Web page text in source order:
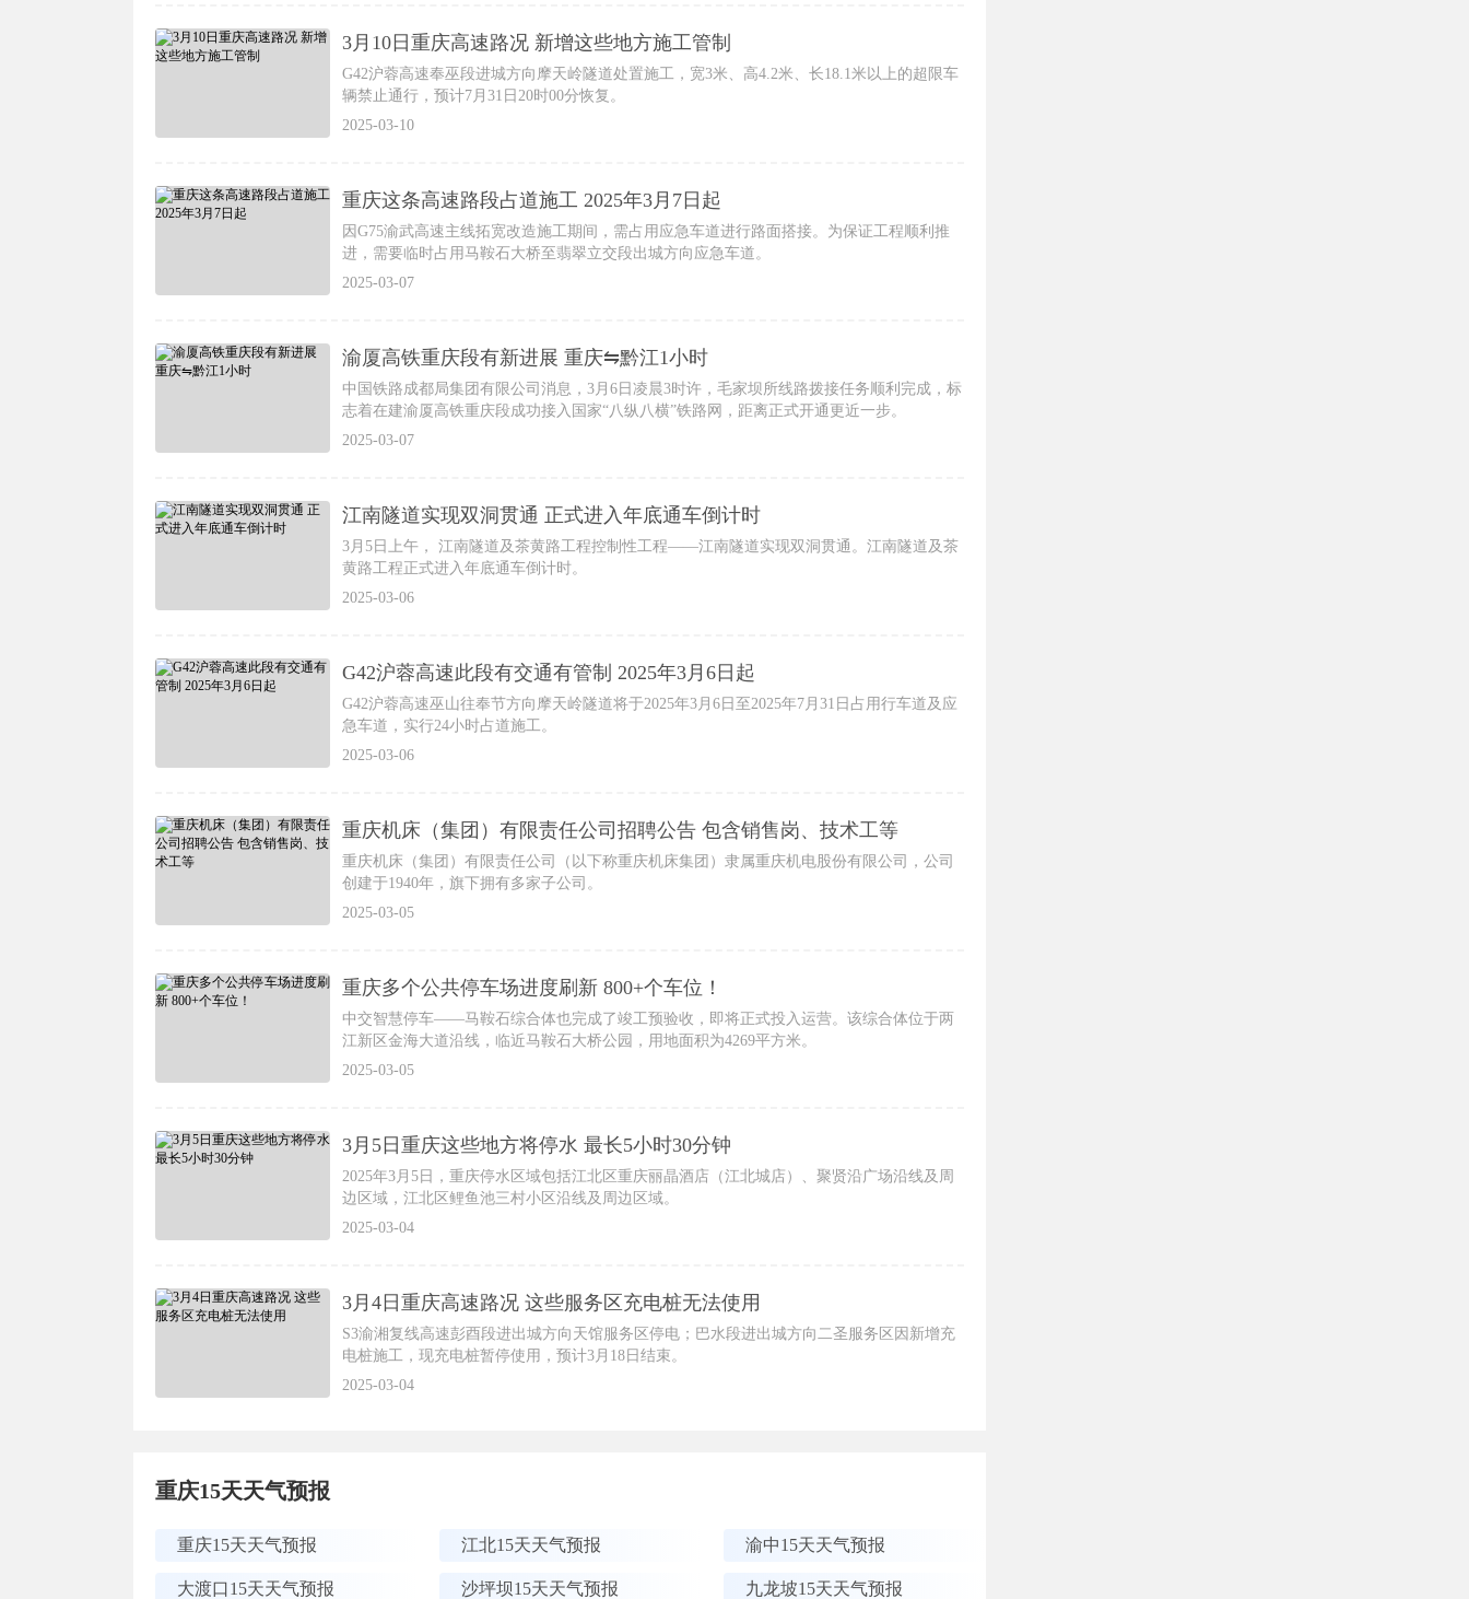
3月10日重庆高速路况 新增这些地方施工管制
G42沪蓉高速奉巫段进城方向摩天岭隧道处置施工，宽3米、高4.2米、长18.1米以上的超限车
辆禁止通行，预计7月31日20时00分恢复。
2025-03-10
重庆这条高速路段占道施工 2025年3月7日起
因G75渝武高速主线拓宽改造施工期间，需占用应急车道进行路面搭接。为保证工程顺利推
进，需要临时占用马鞍石大桥至翡翠立交段出城方向应急车道。
2025-03-07
渝厦高铁重庆段有新进展 重庆⇋黔江1小时
中国铁路成都局集团有限公司消息，3月6日凌晨3时许，毛家坝所线路拨接任务顺利完成，标
志着在建渝厦高铁重庆段成功接入国家“八纵八横”铁路网，距离正式开通更近一步。
2025-03-07
江南隧道实现双洞贯通 正式进入年底通车倒计时
3月5日上午， 江南隧道及茶黄路工程控制性工程——江南隧道实现双洞贯通。江南隧道及茶
黄路工程正式进入年底通车倒计时。
2025-03-06
G42沪蓉高速此段有交通有管制 2025年3月6日起
G42沪蓉高速巫山往奉节方向摩天岭隧道将于2025年3月6日至2025年7月31日占用行车道及应
急车道，实行24小时占道施工。
2025-03-06
重庆机床（集团）有限责任公司招聘公告 包含销售岗、技术工等
重庆机床（集团）有限责任公司（以下称重庆机床集团）隶属重庆机电股份有限公司，公司
创建于1940年，旗下拥有多家子公司。
2025-03-05
重庆多个公共停车场进度刷新 800+个车位！
中交智慧停车——马鞍石综合体也完成了竣工预验收，即将正式投入运营。该综合体位于两
江新区金海大道沿线，临近马鞍石大桥公园，用地面积为4269平方米。
2025-03-05
3月5日重庆这些地方将停水 最长5小时30分钟
2025年3月5日，重庆停水区域包括江北区重庆丽晶酒店（江北城店）、聚贤沿广场沿线及周
边区域，江北区鲤鱼池三村小区沿线及周边区域。
2025-03-04
3月4日重庆高速路况 这些服务区充电桩无法使用
S3渝湘复线高速彭酉段进出城方向天馆服务区停电；巴水段进出城方向二圣服务区因新增充
电桩施工，现充电桩暂停使用，预计3月18日结束。
2025-03-04
重庆15天天气预报
重庆15天天气预报 江北15天天气预报 渝中15天天气预报
大渡口15天天气预报 沙坪坝15天天气预报 九龙坡15天天气预报